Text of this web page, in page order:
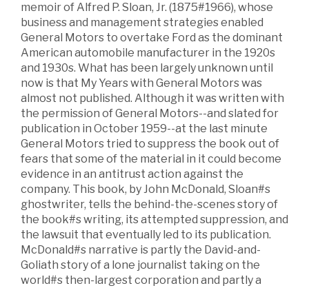
memoir of Alfred P. Sloan, Jr. (1875#1966), whose
business and management strategies enabled
General Motors to overtake Ford as the dominant
American automobile manufacturer in the 1920s
and 1930s. What has been largely unknown until
now is that My Years with General Motors was
almost not published. Although it was written with
the permission of General Motors--and slated for
publication in October 1959--at the last minute
General Motors tried to suppress the book out of
fears that some of the material in it could become
evidence in an antitrust action against the
company. This book, by John McDonald, Sloan#s
ghostwriter, tells the behind-the-scenes story of
the book#s writing, its attempted suppression, and
the lawsuit that eventually led to its publication.
McDonald#s narrative is partly the David-and-
Goliath story of a lone journalist taking on the
world#s then-largest corporation and partly a